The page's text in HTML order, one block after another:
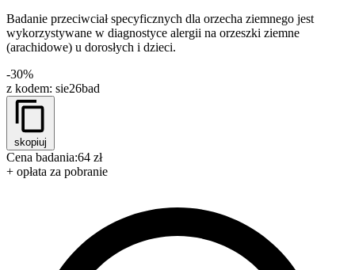
Badanie przeciwciał specyficznych dla orzecha ziemnego jest
wykorzystywane w diagnostyce alergii na orzeszki ziemne
(arachidowe) u dorosłych i dzieci.
-30%
z kodem: sie26bad
skopiuj
Cena badania:64 zł
+ opłata za pobranie